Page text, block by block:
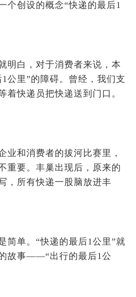
个创设的概念“快递的最后1
明白，对于消费者来说，本
公里”的障碍。曾经，我们支
着快递员把快递送到门口。
业和消费者的拔河比赛里，
重要。丰巢出现后，原来的
，所有快递一股脑放进丰
简单。“快递的最后1公里”就
故事——“出行的最后1公